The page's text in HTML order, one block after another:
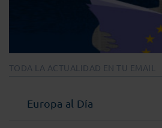
TODA LA ACTUALIDAD EN TU EMAIL
Europa al Día